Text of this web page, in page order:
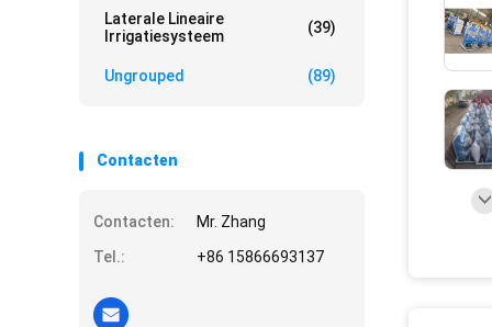
Laterale Lineaire
Irrigatiesysteem
(39)
Ungrouped (89)
Contacten
Contacten:
Mr. Zhang
Tel.:
+86 15866693137